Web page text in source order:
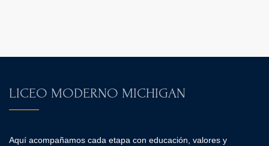
LICEO MODERNO MICHIGAN
Aquí acompañamos cada etapa con educación, valores y